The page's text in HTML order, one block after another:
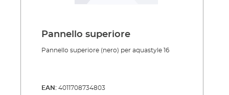
Pannello superiore
Pannello superiore (nero) per aquastyle 16
EAN: 4011708734803